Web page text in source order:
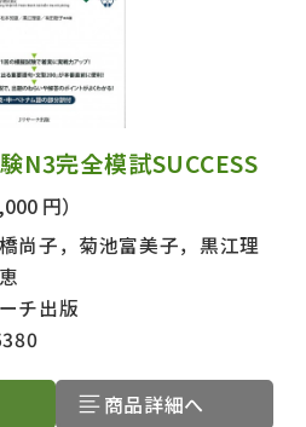
N3完全模試SUCCESS
円）
尚子，菊池富美子，黒江理
チ出版
商品詳細へ